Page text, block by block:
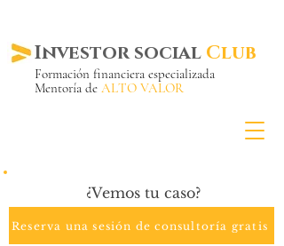
Investor social Club
Formación financiera especializada
Mentoría de ALTO VALOR
¿Vemos tu caso?
Reserva una sesión de consultoría gratis